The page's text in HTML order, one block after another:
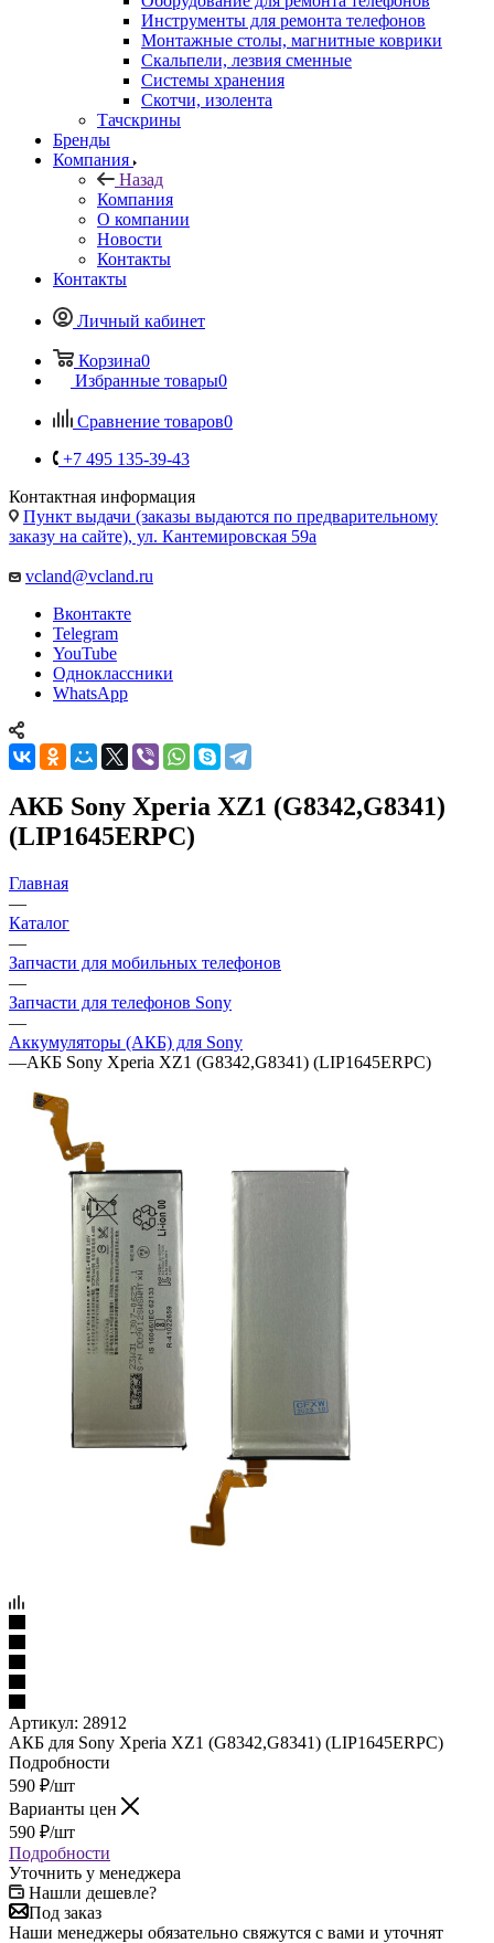
Инструменты для ремонта телефонов
Монтажные столы, магнитные коврики
Скальпели, лезвия сменные
Системы хранения
Скотчи, изолента
Тачскрины
Бренды
Компания
Назад
Компания
О компании
Новости
Контакты
Контакты
Личный кабинет
Корзина0
Избранные товары0
Сравнение товаров0
+7 495 135-39-43
Контактная информация
Пункт выдачи (заказы выдаются по предварительному
заказу на сайте), ул. Кантемировская 59а
vcland@vcland.ru
Вконтакте
Telegram
YouTube
Одноклассники
WhatsApp
АКБ Sony Xperia XZ1 (G8342,G8341)
(LIP1645ERPC)
Главная
—
Каталог
—
Запчасти для мобильных телефонов
—
Запчасти для телефонов Sony
—
Аккумуляторы (АКБ) для Sony
—АКБ Sony Xperia XZ1 (G8342,G8341) (LIP1645ERPC)
Артикул: 28912
АКБ для Sony Xperia XZ1 (G8342,G8341) (LIP1645ERPC)
Подробности
590 ₽/шт
Варианты цен
590 ₽/шт
Подробности
Уточнить у менеджера
Нашли дешевле?
Под заказ
Наши менеджеры обязательно свяжутся с вами и уточнят